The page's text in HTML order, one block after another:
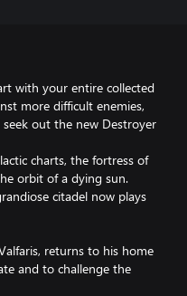
with your entire collected
more difficult enemies,
out the new Destroyer
charts, the fortress of
orbit of a dying sun.
citadel now plays
returns to his home
and to challenge the